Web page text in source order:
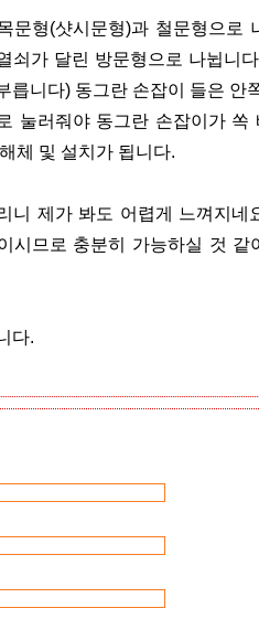
문형(샷시문형)과 철문형으로
쇠가 달린 방문형으로 나뉩니
릅니다) 동그란 손잡이 들은 안
눌러줘야 동그란 손잡이가 쏙
체 및 설치가 됩니다.
니 제가 봐도 어렵게 느껴지
시므로 충분히 가능하실 것 같
다.